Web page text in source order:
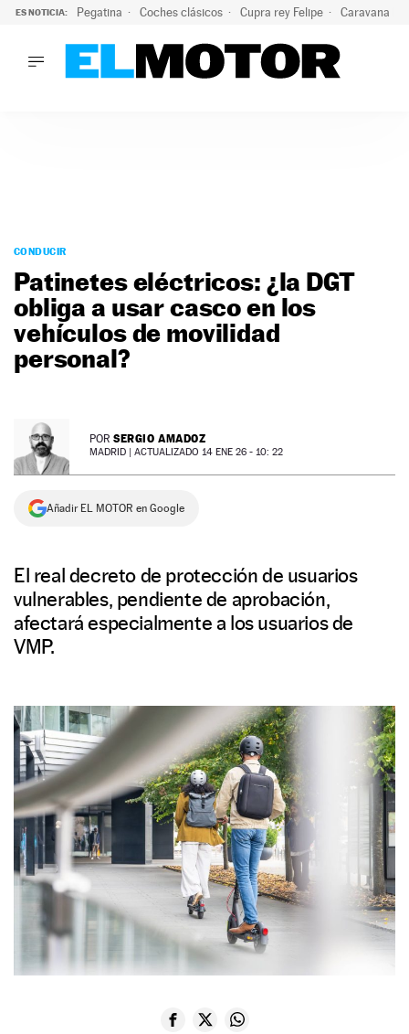
ES NOTICIA: Pegatina Coches clásicos Cupra rey Felipe Caravana
PODCAST
MOTOS
TECNOLOGÍA
SUPERCOCHES
PREMIOS
NEWSLETTER
CONDUCIR
Patinetes eléctricos: ¿la DGT
obliga a usar casco en los
vehículos de movilidad
personal?
POR SERGIO AMADOZ
MADRID | ACTUALIZADO 14 ENE 26 - 10: 22
Añadir EL MOTOR en Google
El real decreto de protección de usuarios
vulnerables, pendiente de aprobación,
afectará especialmente a los usuarios de
VMP.